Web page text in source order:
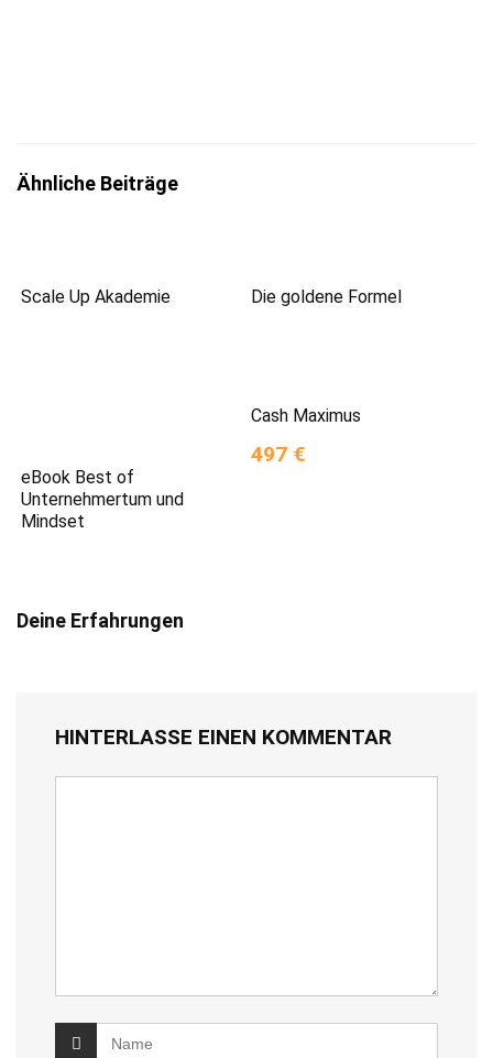
Ähnliche Beiträge
Scale Up Akademie Die goldene Formel
eBook Best of
Unternehmertum und
Mindset
Cash Maximus
497 €
Deine Erfahrungen
HINTERLASSE EINEN KOMMENTAR